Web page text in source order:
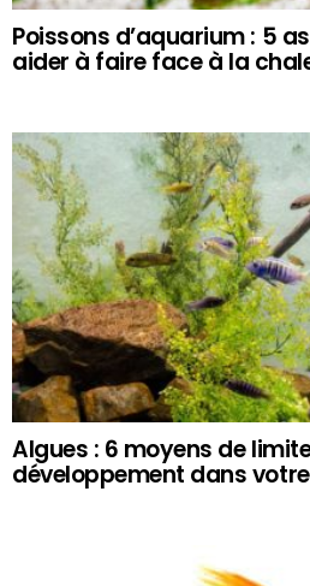
Poissons d’aquarium : 5
aider à faire face à la
Algues : 6 moyens de
développement dans